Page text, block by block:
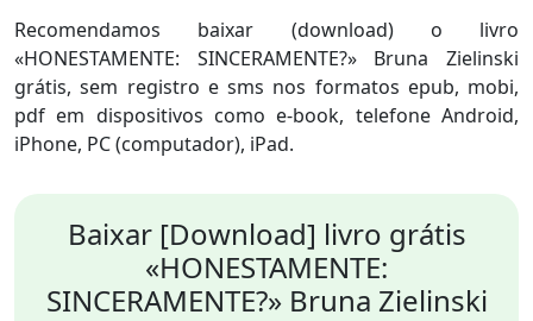
Recomendamos baixar (download) o livro
«HONESTAMENTE: SINCERAMENTE?» Bruna Zielinski
grátis, sem registro e sms nos formatos epub, mobi,
pdf em dispositivos como e-book, telefone Android,
iPhone, PC (computador), iPad.
Baixar [Download] livro grátis
«HONESTAMENTE:
SINCERAMENTE?» Bruna Zielinski